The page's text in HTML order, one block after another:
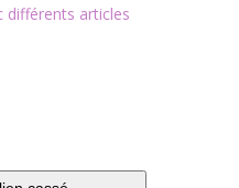
différents articles